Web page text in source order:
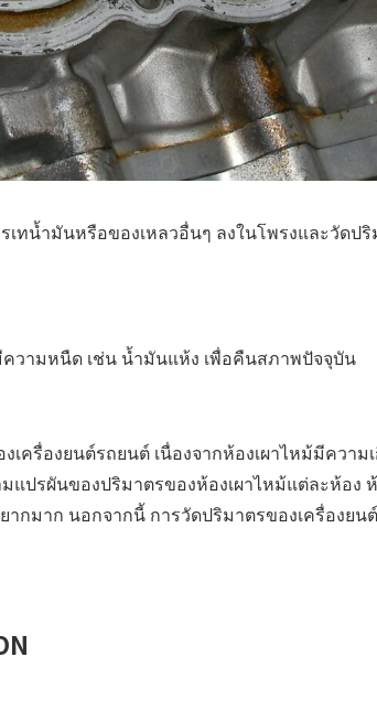
ทน้ำมันหรือของเหลวอื่นๆ ลงในโพรงและวัดป
วามหนืด เช่น น้ำมันแห้ง เพื่อคืนสภาพปัจจุบัน
ครื่องยนต์รถยนต์ เนื่องจากห้องเผาไหม้มีควา
แปรผันของปริมาตรของห้องเผาไหม้แต่ละห้อ
กมาก นอกจากนี้ การวัดปริมาตรของเครื่องย